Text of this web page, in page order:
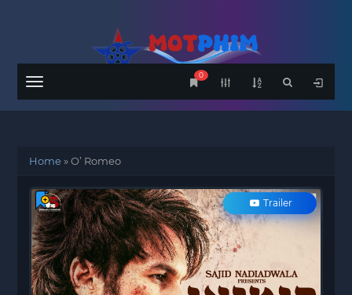
Menu
0
Home»O’ Romeo
Trailer